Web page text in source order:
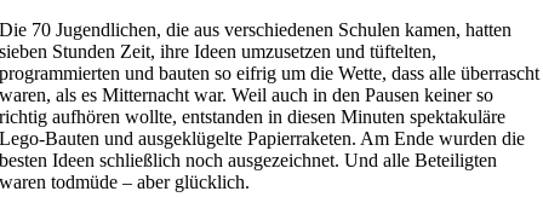
Die 70 Jugendlichen, die aus verschiedenen Schulen kamen, hatten
sieben Stunden Zeit, ihre Ideen umzusetzen und tüftelten,
programmierten und bauten so eifrig um die Wette, dass alle überrascht
waren, als es Mitternacht war. Weil auch in den Pausen keiner so
richtig aufhören wollte, entstanden in diesen Minuten spektakuläre
Lego-Bauten und ausgeklügelte Papierraketen. Am Ende wurden die
besten Ideen schließlich noch ausgezeichnet. Und alle Beteiligten
waren todmüde – aber glücklich.